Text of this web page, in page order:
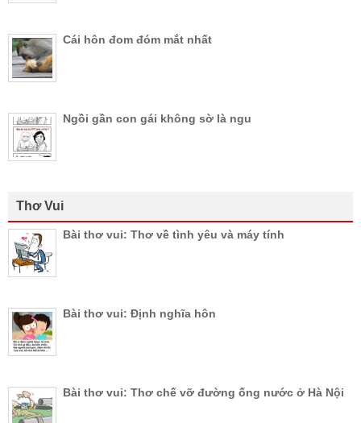
Cái hôn đom đóm mắt nhất
Ngồi gần con gái không sờ là ngu
Thơ Vui
Bài thơ vui: Thơ về tình yêu và máy tính
Bài thơ vui: Định nghĩa hôn
Bài thơ vui: Thơ chế vỡ đường ống nước ở Hà Nội